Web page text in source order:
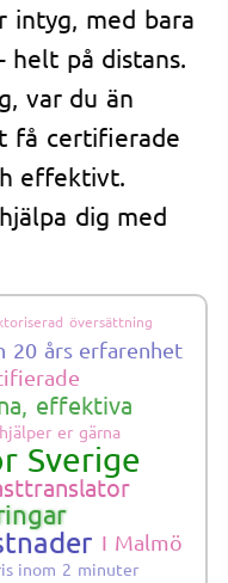
intyg, med bara
på distans.
var du än
få certifierade
effektivt.
dig med
översättning
20 års erfarenhet
effektiva
er gärna
Sverige
I Malmö
inom 2 minuter